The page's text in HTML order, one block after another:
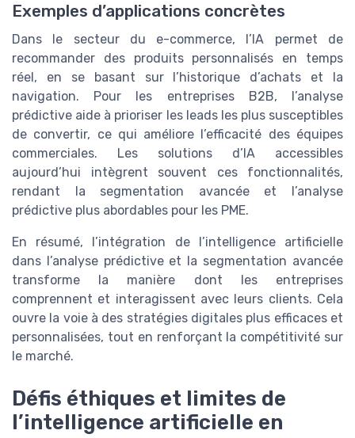
Exemples d’applications concrètes
Dans le secteur du e-commerce, l’IA permet de
recommander des produits personnalisés en temps
réel, en se basant sur l’historique d’achats et la
navigation. Pour les entreprises B2B, l’analyse
prédictive aide à prioriser les leads les plus susceptibles
de convertir, ce qui améliore l’efficacité des équipes
commerciales. Les solutions d’IA accessibles
aujourd’hui intègrent souvent ces fonctionnalités,
rendant la segmentation avancée et l’analyse
prédictive plus abordables pour les PME.
En résumé, l’intégration de l’intelligence artificielle
dans l’analyse prédictive et la segmentation avancée
transforme la manière dont les entreprises
comprennent et interagissent avec leurs clients. Cela
ouvre la voie à des stratégies digitales plus efficaces et
personnalisées, tout en renforçant la compétitivité sur
le marché.
Défis éthiques et limites de
l’intelligence artificielle en